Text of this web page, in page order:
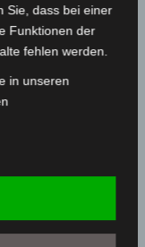
Sie, dass bei einer
Funktionen der
fehlen werden.
in unseren